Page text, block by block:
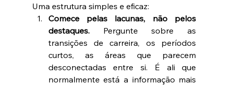
Uma estrutura simples e eficaz:
Comece pelas lacunas, não pelos
destaques. Pergunte sobre as
transições de carreira, os períodos
curtos, as áreas que parecem
desconectadas entre si. É ali que
normalmente está a informação mais